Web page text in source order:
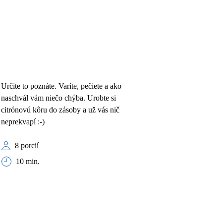
Určite to poznáte. Varíte, pečiete a ako
naschvál vám niečo chýba. Urobte si
citrónovú kôru do zásoby a už vás nič
neprekvapí :-)
8 porcií
10 min.